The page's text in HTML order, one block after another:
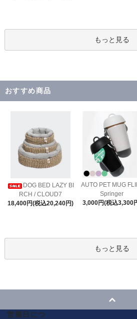
もっと見る
おすすめ商品
DOG BED LAZY BI
RCH / CLOUD7
18,400円(税込20,240円)
AUTO PET MUG
Springer
3,000円(税込3,300
もっと見る
営業日につ